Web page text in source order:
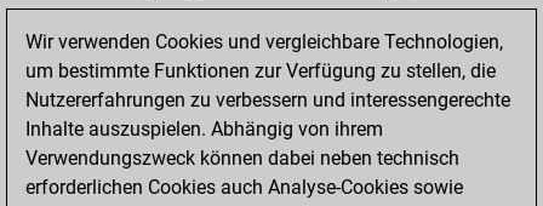
Solve some
beautiful and
challenging Studies
on Studies
Wir verwenden Cookies und vergleichbare Technologien,
um bestimmte Funktionen zur Verfügung zu stellen, die
Nutzererfahrungen zu verbessern und interessengerechte
Inhalte auszuspielen. Abhängig von ihrem
Verwendungszweck können dabei neben technisch
erforderlichen Cookies auch Analyse-Cookies sowie